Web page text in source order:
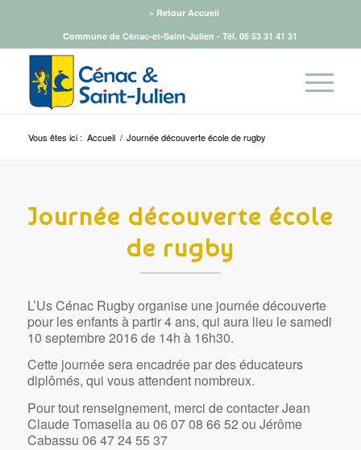
» Retour Accueil
Commune de Cénac-et-Saint-Julien - Tél.05 53 31 41 31
Vous êtes ici : Accueil / Journée découverte école de rugby
Journée découverte école
de rugby
L’Us Cénac Rugby organise une journée découverte
pour les enfants à partir 4 ans, qui aura lieu le samedi
10 septembre 2016 de 14h à 16h30.
Cette journée sera encadrée par des éducateurs
diplômés, qui vous attendent nombreux.
Pour tout renseignement, merci de contacter Jean
Claude Tomasella au 06 07 08 66 52 ou Jérôme
Cabassu 06 47 24 55 37